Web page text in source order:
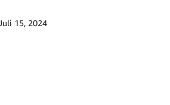
Juli 15, 2024